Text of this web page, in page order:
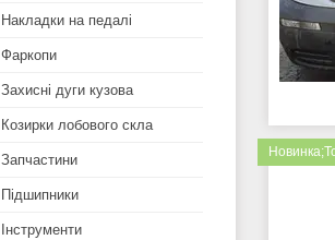
Накладки на педалі
Фаркопи
Захисні дуги кузова
Козирки лобового скла
Запчастини
Підшипники
Інструменти